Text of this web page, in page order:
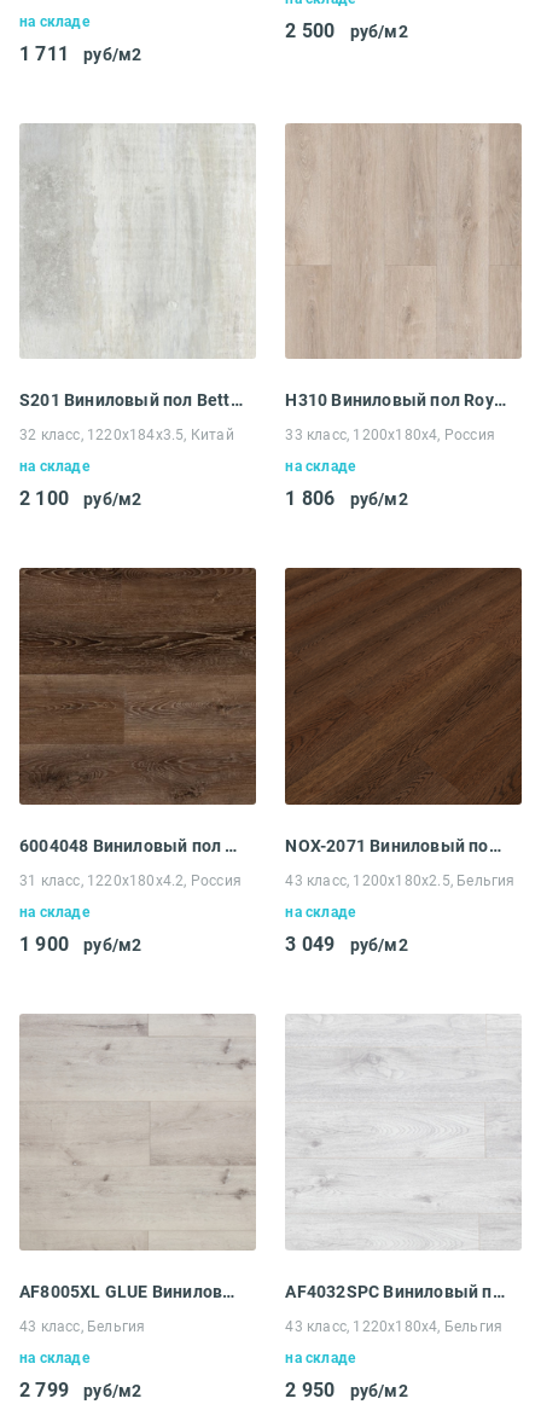
на складе
1 711 руб/м2
2 500 руб/м2
S201 Виниловый пол Betta Studio Дуб Затертый Светлый
32 класс, 1220x184x3.5, Китай
на складе
2 100 руб/м2
H310 Виниловый пол Royce Enjoy Дуб Эшфорд
33 класс, 1200x180x4, Россия
на складе
1 806 руб/м2
6004048 Виниловый пол Vox Viterra Old Oak
31 класс, 1220x180x4.2, Россия
на складе
1 900 руб/м2
NOX-2071 Виниловый пол EcoClick NOX-2000 Rich Дуб Грильяж
43 класс, 1200x180x2.5, Бельгия
на складе
3 049 руб/м2
AF8005XL GLUE Виниловый пол Aquafloor Realwood XL Glue
43 класс, Бельгия
на складе
2 799 руб/м2
AF4032SPC Виниловый пол Aquafloor Space
43 класс, 1220x180x4, Бельгия
на складе
2 950 руб/м2